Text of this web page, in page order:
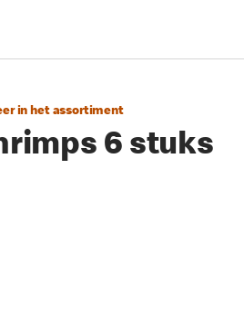
in het assortiment
6 stuks